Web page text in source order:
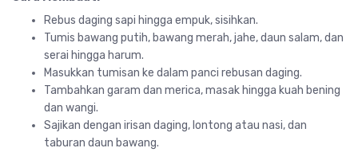
Rebus daging sapi hingga empuk, sisihkan.
Tumis bawang putih, bawang merah, jahe, daun salam, dan
serai hingga harum.
Masukkan tumisan ke dalam panci rebusan daging.
Tambahkan garam dan merica, masak hingga kuah bening
dan wangi.
Sajikan dengan irisan daging, lontong atau nasi, dan
taburan daun bawang.